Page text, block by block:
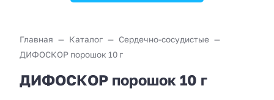
Главная Каталог
Сердечно-сосудистые
ДИФОСКОР порошок 10 г
ДИФОСКОР порошок 10 г